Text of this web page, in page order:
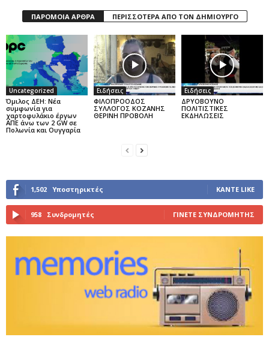
ΠΑΡΟΜΟΙΑ ΑΡΘΡΑ ΠΕΡΙΣΣΟΤΕΡΑ ΑΠΟ ΤΟΝ ΔΗΜΙΟΥΡΓΟ
Uncategorized
Όμιλος ΔΕΗ: Νέα
συμφωνία για
χαρτοφυλάκιο έργων
ΑΠΕ άνω των 2 GW σε
Πολωνία και Ουγγαρία
Ειδήσεις
ΦΙΛΟΠΡΟΟΔΟΣ
ΣΥΛΛΟΓΟΣ ΚΟΖΑΝΗΣ
ΘΕΡΙΝΗ ΠΡΟΒΟΛΗ
Ειδήσεις
ΔΡΥΟΒΟΥΝΟ
ΠΟΛΙΤΙΣΤΙΚΕΣ
ΕΚΔΗΛΩΣΕΙΣ
1,502 Υποστηρικτές ΚΆΝΤΕ LIKE
958 Συνδρομητές ΓΊΝΕΤΕ ΣΥΝΔΡΟΜΗΤΉΣ